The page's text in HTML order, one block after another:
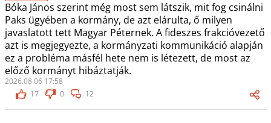
Bóka János szerint még most sem látszik, mit fog csinálni
Paks ügyében a kormány, de azt elárulta, ő milyen
javaslatott tett Magyar Péternek. A fideszes frakcióvezető
azt is megjegyezte, a kormányzati kommunikáció alapján
ez a probléma másfél hete nem is létezett, de most az
előző kormányt hibáztatják.
2026.08.06 17:58
17
0 12